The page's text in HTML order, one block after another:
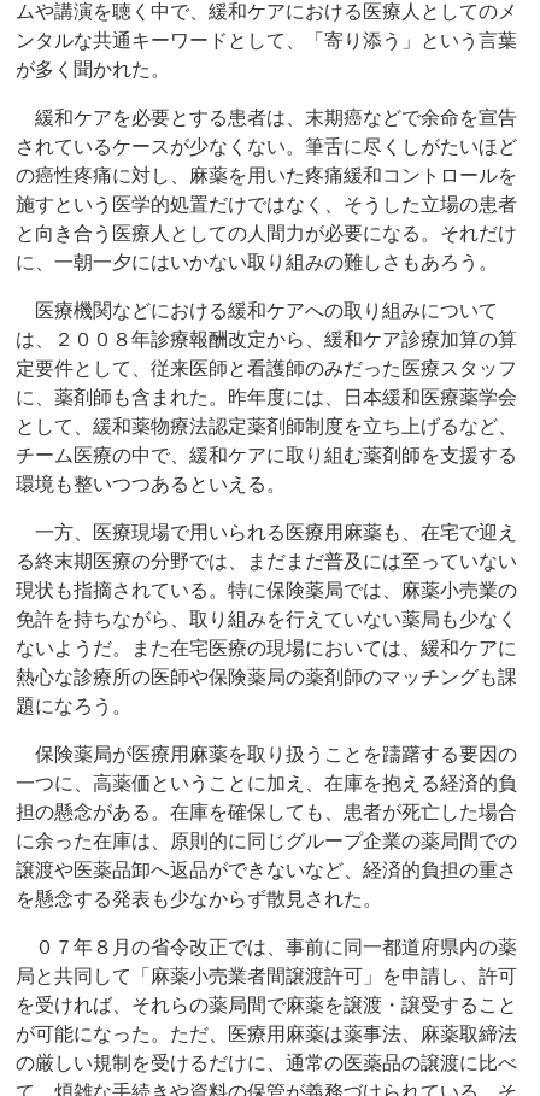
ムや講演を聴く中で、緩和ケアにおける医療人としてのメ
ンタルな共通キーワードとして、「寄り添う」という言葉
が多く聞かれた。
緩和ケアを必要とする患者は、末期癌などで余命を宣告
されているケースが少なくない。筆舌に尽くしがたいほど
の癌性疼痛に対し、麻薬を用いた疼痛緩和コントロールを
施すという医学的処置だけではなく、そうした立場の患者
と向き合う医療人としての人間力が必要になる。それだけ
に、一朝一夕にはいかない取り組みの難しさもあろう。
医療機関などにおける緩和ケアへの取り組みについて
は、２００８年診療報酬改定から、緩和ケア診療加算の算
定要件として、従来医師と看護師のみだった医療スタッフ
に、薬剤師も含まれた。昨年度には、日本緩和医療薬学会
として、緩和薬物療法認定薬剤師制度を立ち上げるなど、
チーム医療の中で、緩和ケアに取り組む薬剤師を支援する
環境も整いつつあるといえる。
一方、医療現場で用いられる医療用麻薬も、在宅で迎え
る終末期医療の分野では、まだまだ普及には至っていない
現状も指摘されている。特に保険薬局では、麻薬小売業の
免許を持ちながら、取り組みを行えていない薬局も少なく
ないようだ。また在宅医療の現場においては、緩和ケアに
熱心な診療所の医師や保険薬局の薬剤師のマッチングも課
題になろう。
保険薬局が医療用麻薬を取り扱うことを躊躇する要因の
一つに、高薬価ということに加え、在庫を抱える経済的負
担の懸念がある。在庫を確保しても、患者が死亡した場合
に余った在庫は、原則的に同じグループ企業の薬局間での
譲渡や医薬品卸へ返品ができないなど、経済的負担の重さ
を懸念する発表も少なからず散見された。
０７年８月の省令改正では、事前に同一都道府県内の薬
局と共同して「麻薬小売業者間譲渡許可」を申請し、許可
を受ければ、それらの薬局間で麻薬を譲渡・譲受すること
が可能になった。ただ、医療用麻薬は薬事法、麻薬取締法
の厳しい規制を受けるだけに、通常の医薬品の譲渡に比べ